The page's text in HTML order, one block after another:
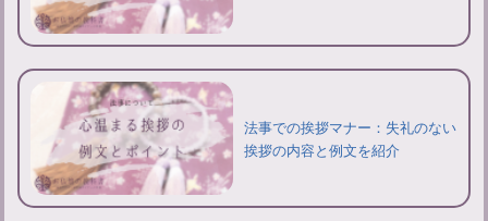
法事での挨拶マナー：失礼のない
挨拶の内容と例文を紹介